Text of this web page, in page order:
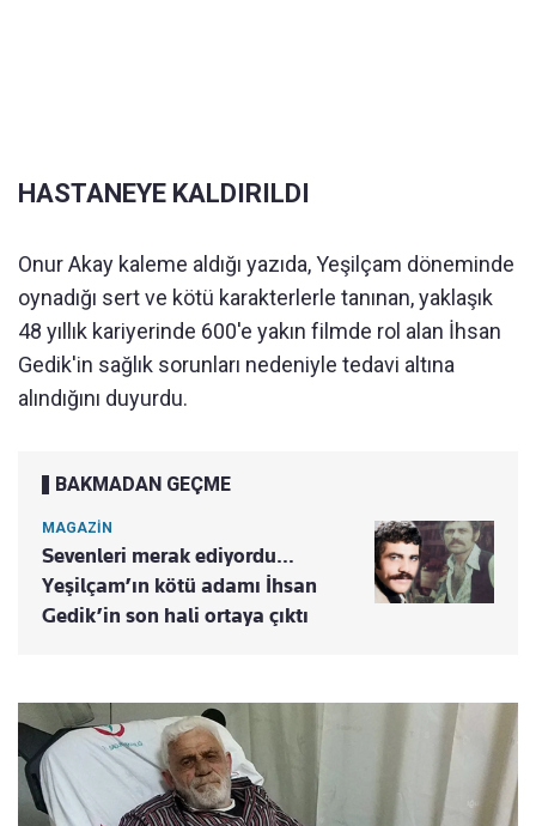
HASTANEYE KALDIRILDI
Onur Akay kaleme aldığı yazıda, Yeşilçam döneminde
oynadığı sert ve kötü karakterlerle tanınan, yaklaşık
48 yıllık kariyerinde 600'e yakın filmde rol alan İhsan
Gedik'in sağlık sorunları nedeniyle tedavi altına
alındığını duyurdu.
BAKMADAN GEÇME
MAGAZİN
Sevenleri merak ediyordu…
Yeşilçam’ın kötü adamı İhsan
Gedik’in son hali ortaya çıktı